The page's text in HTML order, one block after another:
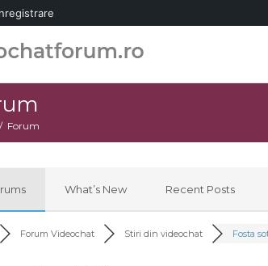
Forum
What’s New Recent Posts
Forum Videochat Stiri din videochat Fosta